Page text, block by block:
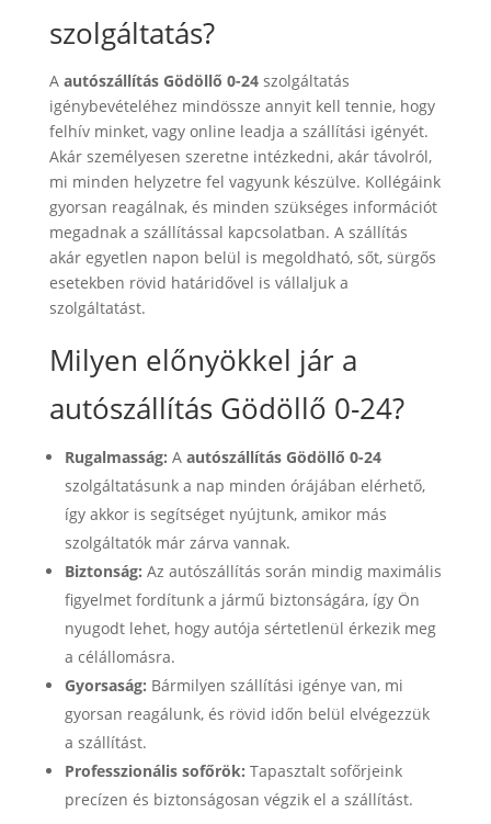
szolgáltatás?
A autószállítás Gödöllő 0-24szolgáltatás
igénybevételéhez mindössze annyit kell tennie, hogy
felhív minket, vagy online leadja a szállítási igényét.
Akár személyesen szeretne intézkedni, akár távolról,
mi minden helyzetre fel vagyunk készülve. Kollégáink
gyorsan reagálnak, és minden szükséges információt
megadnak a szállítással kapcsolatban. A szállítás
akár egyetlen napon belül is megoldható, sőt, sürgős
esetekben rövid határidővel is vállaljuk a
szolgáltatást.
Milyen előnyökkel jár a
autószállítás Gödöllő 0-24?
Rugalmasság: A autószállítás Gödöllő 0-24
szolgáltatásunk a nap minden órájában elérhető,
így akkor is segítséget nyújtunk, amikor más
szolgáltatók már zárva vannak.
Biztonság: Az autószállítás során mindig maximális
figyelmet fordítunk a jármű biztonságára, így Ön
nyugodt lehet, hogy autója sértetlenül érkezik meg
a célállomásra.
Gyorsaság: Bármilyen szállítási igénye van, mi
gyorsan reagálunk, és rövid időn belül elvégezzük
a szállítást.
Professzionális sofőrök: Tapasztalt sofőrjeink
precízen és biztonságosan végzik el a szállítást.